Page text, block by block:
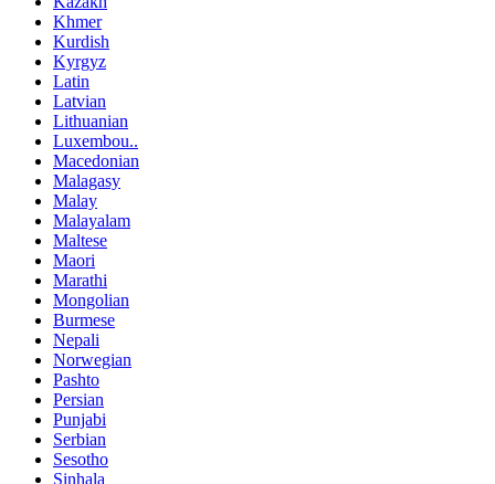
Khmer
Kurdish
Kyrgyz
Latin
Latvian
Lithuanian
Luxembou..
Macedonian
Malagasy
Malay
Malayalam
Maltese
Maori
Marathi
Mongolian
Burmese
Nepali
Norwegian
Pashto
Persian
Punjabi
Serbian
Sesotho
Sinhala